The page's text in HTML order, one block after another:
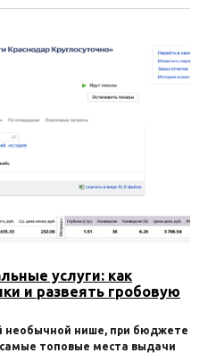
услуги: как
и развеять гробовую
необычной нише, при бюджете
самые топовые места выдачи